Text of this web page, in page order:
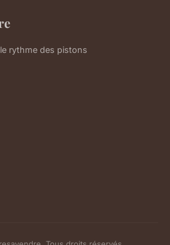
rythme des pistons